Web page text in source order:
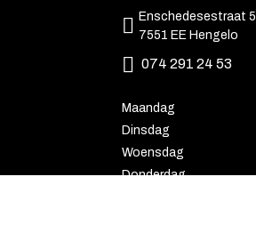
Enschedesestraat 5
7551 EE Hengelo
074 291 24 53
Maandag
Dinsdag
Woensdag
Donderdag